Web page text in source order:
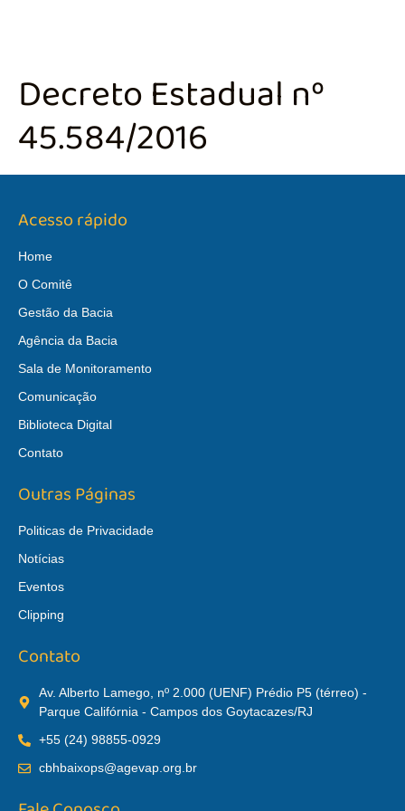
Decreto Estadual nº
45.584/2016
Acesso rápido
Home
O Comitê
Gestão da Bacia
Agência da Bacia
Sala de Monitoramento
Comunicação
Biblioteca Digital
Contato
Outras Páginas
Politicas de Privacidade
Notícias
Eventos
Clipping
Contato
Av. Alberto Lamego, nº 2.000 (UENF) Prédio P5 (térreo) -
Parque Califórnia - Campos dos Goytacazes/RJ
+55 (24) 98855-0929
cbhbaixops@agevap.org.br